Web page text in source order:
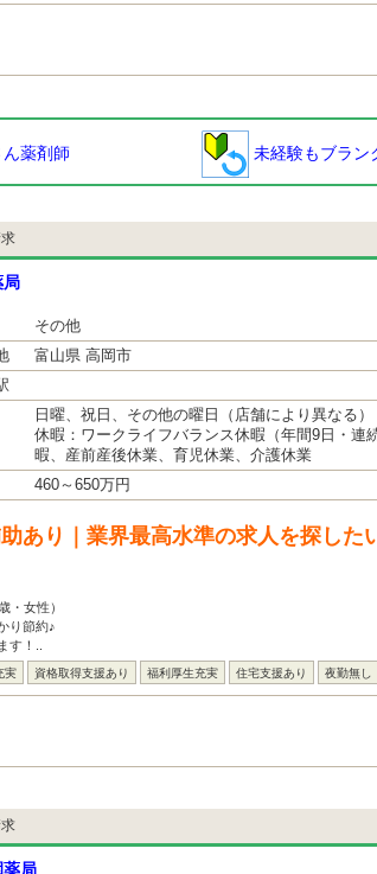
薬剤師 未経験もブラ
局
その他
富山県 高岡市
日曜、祝日、その他の曜日（店舗により異なる）
休暇：ワークライフバランス休暇（年間9日・連
暇、産前産後休業、育児休業、介護休業
460～650万円
あり｜業界最高水準の求人を探した
・女性）
り節約♪
！..
実 資格取得支援あり 福利厚生充実 住宅支援あり 夜勤無し
薬局